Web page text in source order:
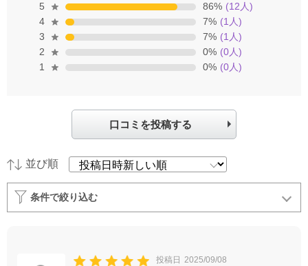
5 86% (12人)
4
7% (1人)
3
7% (1人)
2
0% (0人)
1
0% (0人)
口コミを投稿する
並び順
条件で絞り込む
投稿日 2025/09/08